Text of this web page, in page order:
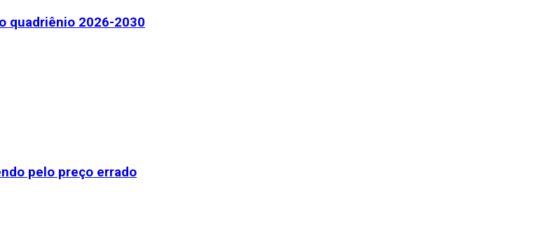
quadriênio 2026-2030
pelo preço errado